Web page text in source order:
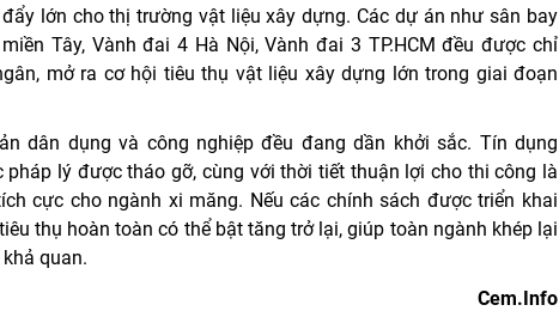
lớn cho thị trường vật liệu xây dựng. Các dự án như sân bay
Tây, Vành đai 4 Hà Nội, Vành đai 3 TP.HCM đều được chỉ
mở ra cơ hội tiêu thụ vật liệu xây dựng lớn trong giai đoạn
dân dụng và công nghiệp đều đang dần khởi sắc. Tín dụng
pháp lý được tháo gỡ, cùng với thời tiết thuận lợi cho thi công là
cực cho ngành xi măng. Nếu các chính sách được triển khai
thụ hoàn toàn có thể bật tăng trở lại, giúp toàn ngành khép lại
quan.
Cem.Info